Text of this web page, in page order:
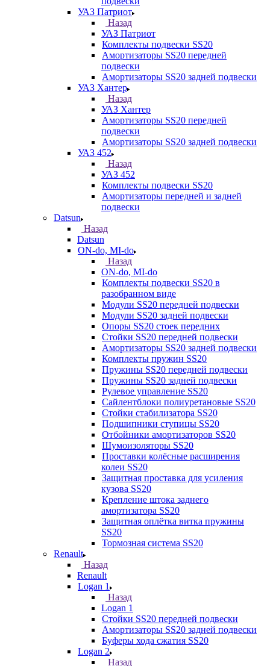
УАЗ Патриот
Назад
УАЗ Патриот
Комплекты подвески SS20
Амортизаторы SS20 передней
подвески
Амортизаторы SS20 задней подвески
УАЗ Хантер
Назад
УАЗ Хантер
Амортизаторы SS20 передней
подвески
Амортизаторы SS20 задней подвески
УАЗ 452
Назад
УАЗ 452
Комплекты подвески SS20
Амортизаторы передней и задней
подвески
Datsun
Назад
Datsun
ON-do, MI-do
Назад
ON-do, MI-do
Комплекты подвески SS20 в
разобранном виде
Модули SS20 передней подвески
Модули SS20 задней подвески
Опоры SS20 стоек передних
Стойки SS20 передней подвески
Амортизаторы SS20 задней подвески
Комплекты пружин SS20
Пружины SS20 передней подвески
Пружины SS20 задней подвески
Рулевое управление SS20
Сайлентблоки полиуретановые SS20
Стойки стабилизатора SS20
Подшипники ступицы SS20
Отбойники амортизаторов SS20
Шумоизоляторы SS20
Проставки колёсные расширения
колеи SS20
Защитная проставка для усиления
кузова SS20
Крепление штока заднего
амортизатора SS20
Защитная оплётка витка пружины
SS20
Тормозная система SS20
Renault
Назад
Renault
Logan 1
Назад
Logan 1
Стойки SS20 передней подвески
Амортизаторы SS20 задней подвески
Буферы хода сжатия SS20
Logan 2
Назад